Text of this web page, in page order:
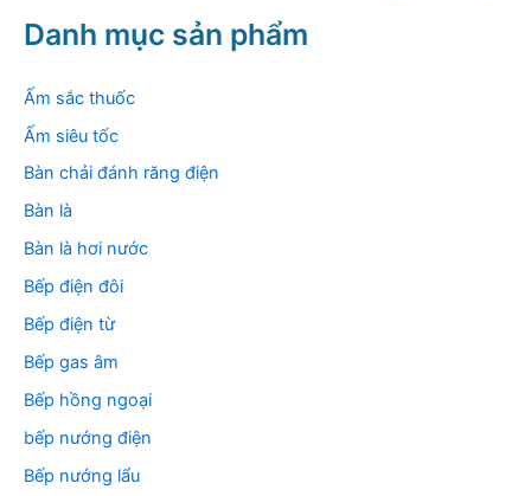
k
i
m
Danh mục sản phẩm
Ấm sắc thuốc
Ấm siêu tốc
Bàn chải đánh răng điện
Bàn là
Bàn là hơi nước
Bếp điện đôi
Bếp điện từ
Bếp gas âm
Bếp hồng ngoại
bếp nướng điện
Bếp nướng lẩu